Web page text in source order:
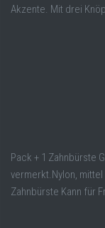
Akzente. Mit drei
Pack + 1 Zahnbürste
vermerkt.Nylon,
Zahnbürste Kann für